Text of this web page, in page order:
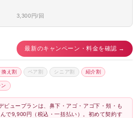
3,300円/回
最新のキャンペーン・料金を確認 →
換え割 ペア割 シニア割 紹介割
ビュープランは、鼻下・アゴ・アゴ下・頬・も
で9,900円（税込・一括払い）。初めて契約す